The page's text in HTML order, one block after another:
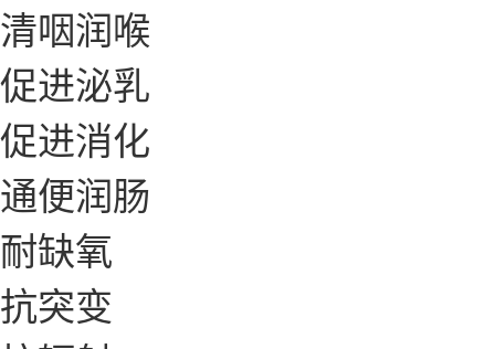
清咽润喉
促进泌乳
促进消化
通便润肠
耐缺氧
抗突变